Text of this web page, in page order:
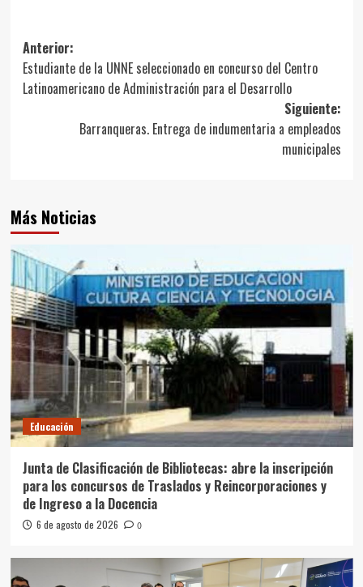
Navegación
de
entradas
Anterior:
Estudiante de la UNNE seleccionado en concurso del Centro
Latinoamericano de Administración para el Desarrollo
Siguiente:
Barranqueras. Entrega de indumentaria a empleados
municipales
Más Noticias
Educación
Junta de Clasificación de Bibliotecas: abre la inscripción
para los concursos de Traslados y Reincorporaciones y
de Ingreso a la Docencia
6 de agosto de 2026 0